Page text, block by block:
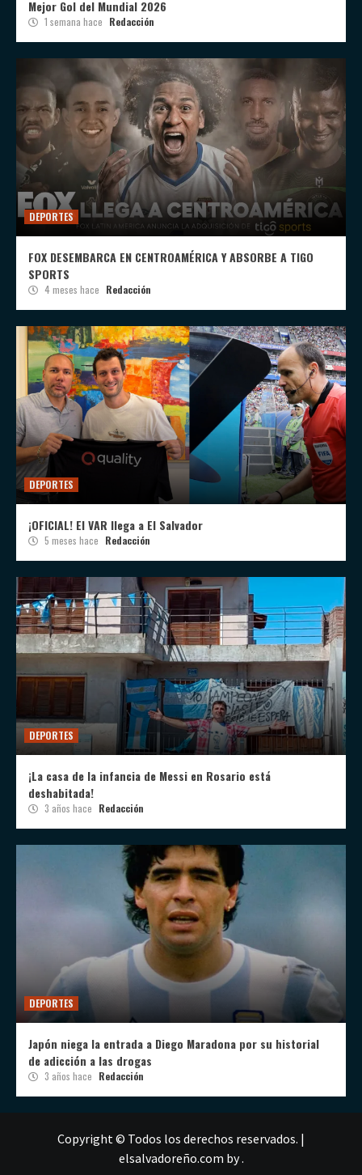
Mejor Gol del Mundial 2026
1 semana hace Redacción
DEPORTES
FOX DESEMBARCA EN CENTROAMÉRICA Y ABSORBE A TIGO
SPORTS
4 meses hace Redacción
DEPORTES
¡OFICIAL! El VAR llega a El Salvador
5 meses hace Redacción
DEPORTES
¡La casa de la infancia de Messi en Rosario está
deshabitada!
3 años hace Redacción
DEPORTES
Japón niega la entrada a Diego Maradona por su historial
de adicción a las drogas
3 años hace Redacción
Copyright © Todos los derechos reservados. |
elsalvadoreño.com by .